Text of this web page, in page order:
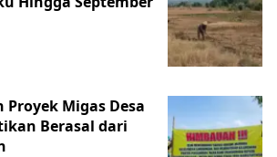
Migas Desa
Berasal dari